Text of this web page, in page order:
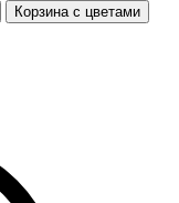
Корзина с цветами